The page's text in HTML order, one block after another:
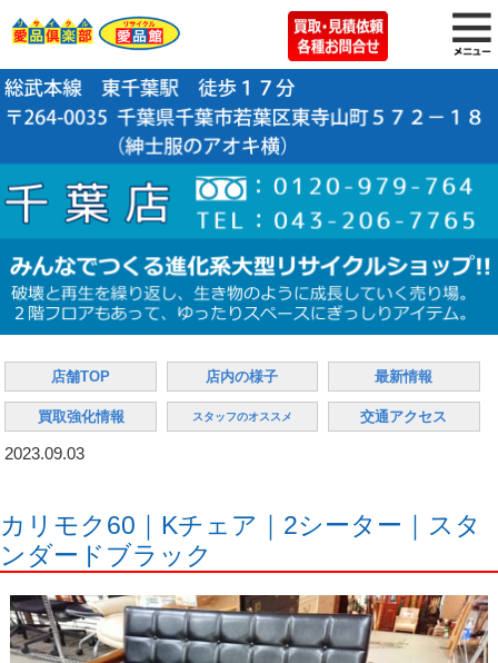
店舗TOP 店内の様子 最新情報
買取強化情報 スタッフのオススメ 交通アクセス
2023.09.03
カリモク60｜Kチェア｜2シーター｜スタ
ンダードブラック